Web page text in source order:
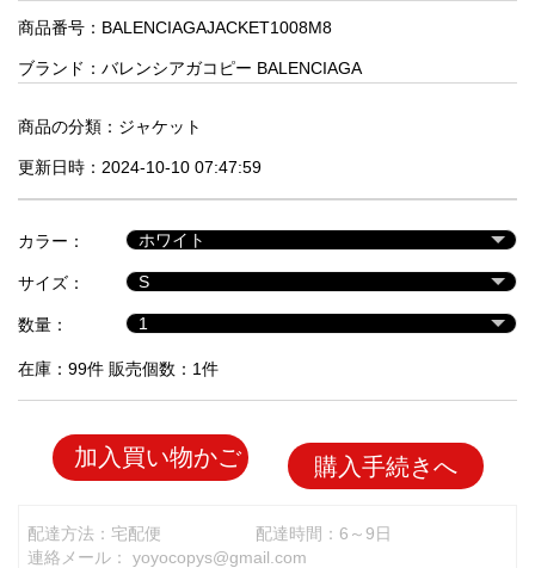
人
気
商
セ
ル
品
商品番号：BALENCIAGAJACKET1008M8
ブランド： バレンシアガコピー BALENCIAGA
商品の分類： ジャケット
更新日時：2024-10-10 07:47:59
カラー：
サイズ：
数量：
在庫：99件 販売個数：1件
加入買い物かご 購入手続きへ
配達方法：宅配便
配達時間：6～9日
連絡メール： yoyocopys@gmail.com